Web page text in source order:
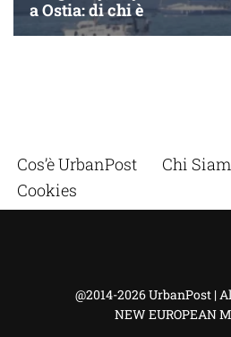
Cos’è UrbanPost Chi
Cookies
@2014-2026 UrbanPost |
NEW EUROPEAN